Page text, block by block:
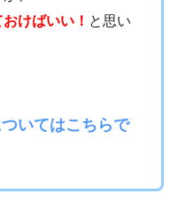
けばいい！ と思い
いてはこちらで